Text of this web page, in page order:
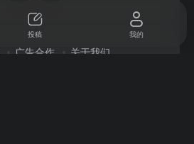
广告合作 关于我们
投稿 我的